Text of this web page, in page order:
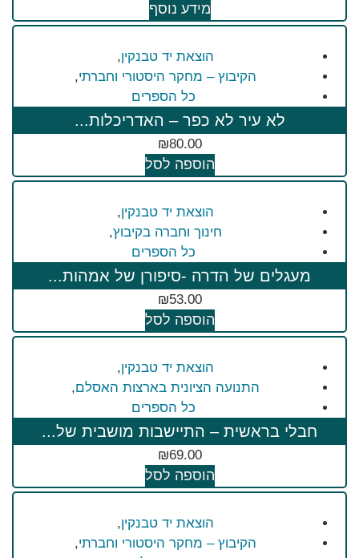
מידע נוסף
הוצאת יד טבנקין,
הקיבוץ – מחקר היסטורי וחברתי,
כל הספרים
לא עיר לא כפר – האדריכלות...
₪80.00
הוספה לסל
הוצאת יד טבנקין,
חינוך וחברה בקיבוץ,
כל הספרים
מעגלים של הדרה -סיפורן של אמהות...
₪53.00
הוספה לסל
הוצאת יד טבנקין,
התנועה הציונית בארצות האסלם,
כל הספרים
חבלי בראשית – התיישבות מושבית של...
₪69.00
הוספה לסל
הוצאת יד טבנקין,
הקיבוץ – מחקר היסטורי וחברתי,